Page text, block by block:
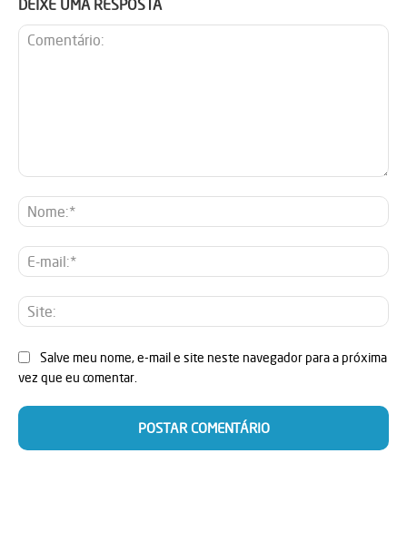
DEIXE UMA RESPOSTA
E-
Salve meu nome, e-mail e site neste navegador para a próxima
vez que eu comentar.